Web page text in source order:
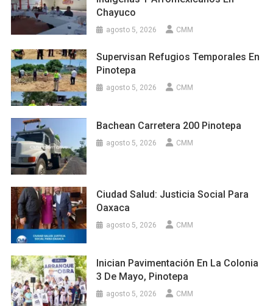
Chayuco
agosto 5, 2026 CMM
Supervisan Refugios Temporales En
Pinotepa
agosto 5, 2026 CMM
Bachean Carretera 200 Pinotepa
agosto 5, 2026 CMM
Ciudad Salud: Justicia Social Para
Oaxaca
agosto 5, 2026 CMM
Inician Pavimentación En La Colonia
3 De Mayo, Pinotepa
agosto 5, 2026 CMM